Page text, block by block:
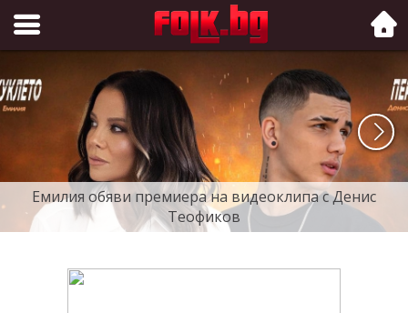
Folk.bg
Емилия обяви премиера на видеоклипа с Денис
Теофиков